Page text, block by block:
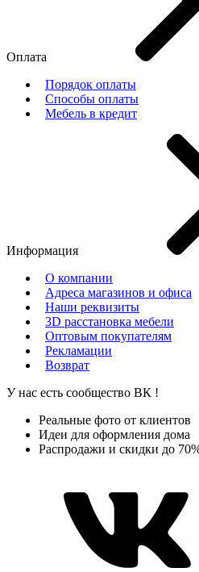
Оплата
Порядок оплаты
Способы оплаты
Мебель в кредит
Информация
О компании
Адреса магазинов и офиса
Наши реквизиты
3D расстановка мебели
Оптовым покупателям
Рекламации
Возврат
У нас есть сообщество ВК !
Реальные фото от клиентов
Идеи для оформления дома
Распродажи и скидки до